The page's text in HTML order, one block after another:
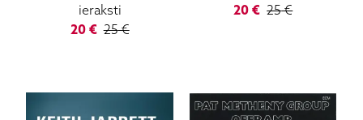
ieraksti
20€ 25€
20 € 25€